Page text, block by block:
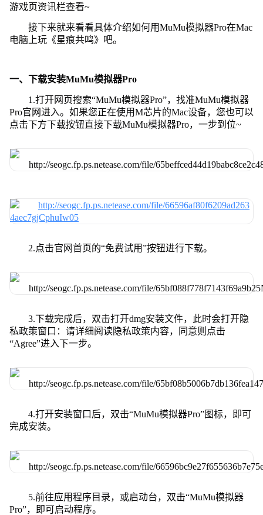
游戏页资讯栏查看~
接下来就来看看具体介绍如何用MuMu模拟器Pro在Mac
电脑上玩《星痕共鸣》吧。
一、下载安装MuMu模拟器Pro
1.打开网页搜索“MuMu模拟器Pro”，找准MuMu模拟器
Pro官网进入。如果您正在使用M芯片的Mac设备，您也可以
点击下方下载按钮直接下载MuMu模拟器Pro，一步到位~
2.点击官网首页的“免费试用”按钮进行下载。
3.下载完成后，双击打开dmg安装文件，此时会打开隐
私政策窗口：请详细阅读隐私政策内容，同意则点击
“Agree”进入下一步。
4.打开安装窗口后，双击“MuMu模拟器Pro”图标，即可
完成安装。
5.前往应用程序目录，或启动台，双击“MuMu模拟器
Pro”，即可启动程序。